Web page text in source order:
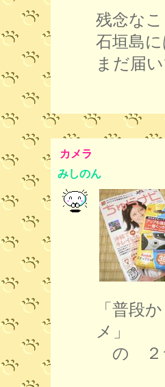
残念なこ
石垣島
まだ届
カメラ
みしのん
「普段
メ」
の ２